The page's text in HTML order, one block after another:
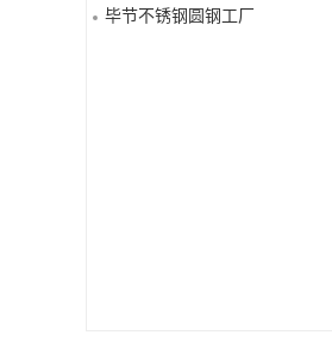
毕节不锈钢圆钢工厂